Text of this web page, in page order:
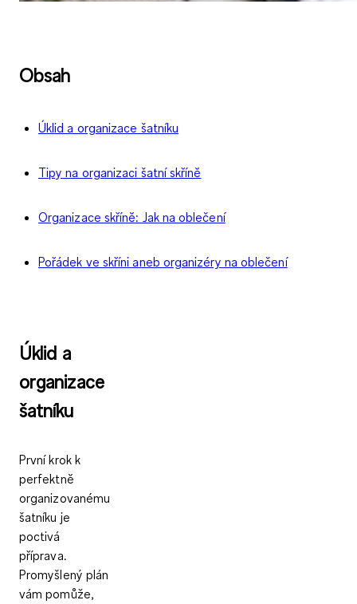
Obsah
Úklid a organizace šatníku
Tipy na organizaci šatní skříně
Organizace skříně: Jak na oblečení
Pořádek ve skříni aneb organizéry na oblečení
Úklid a
organizace
šatníku
První krok k
perfektně
organizovanému
šatníku je
poctivá
příprava.
Promyšlený plán
vám pomůže,